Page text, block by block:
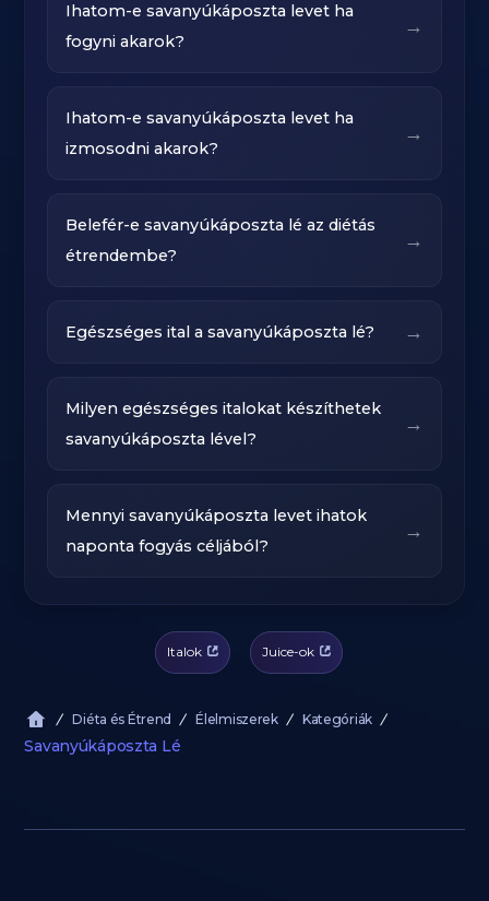
Ihatom-e savanyúkáposzta levet ha
fogyni akarok?
→
Ihatom-e savanyúkáposzta levet ha
izmosodni akarok?
→
Belefér-e savanyúkáposzta lé az diétás
étrendembe?
→
Egészséges ital a savanyúkáposzta lé? →
Milyen egészséges italokat készíthetek
savanyúkáposzta lével?
→
Mennyi savanyúkáposzta levet ihatok
naponta fogyás céljából?
→
Italok Juice-ok
Diéta és Étrend Élelmiszerek Kategóriák
Savanyúkáposzta Lé